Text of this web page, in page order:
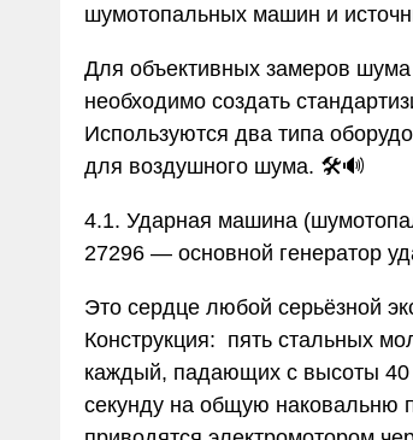
шумотопальных машин и
Для объективных замеров
необходимо создать
Используются два типа
для воздушного шума. 🛠️🔊
4.1. Ударная машина
27296 — основной генератор
Это сердце любой серьёзной
Конструкция: пять стальных
каждый, падающих с высоты 40
секунду на общую наковальню